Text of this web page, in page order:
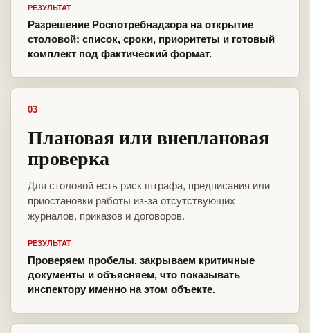
РЕЗУЛЬТАТ
Разрешение Роспотребнадзора на открытие
столовой: список, сроки, приоритеты и готовый
комплект под фактический формат.
03
Плановая или внеплановая
проверка
Для столовой есть риск штрафа, предписания или
приостановки работы из-за отсутствующих
журналов, приказов и договоров.
РЕЗУЛЬТАТ
Проверяем пробелы, закрываем критичные
документы и объясняем, что показывать
инспектору именно на этом объекте.